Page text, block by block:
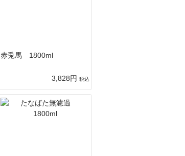
赤兎馬 1800ml
3,828円 税込